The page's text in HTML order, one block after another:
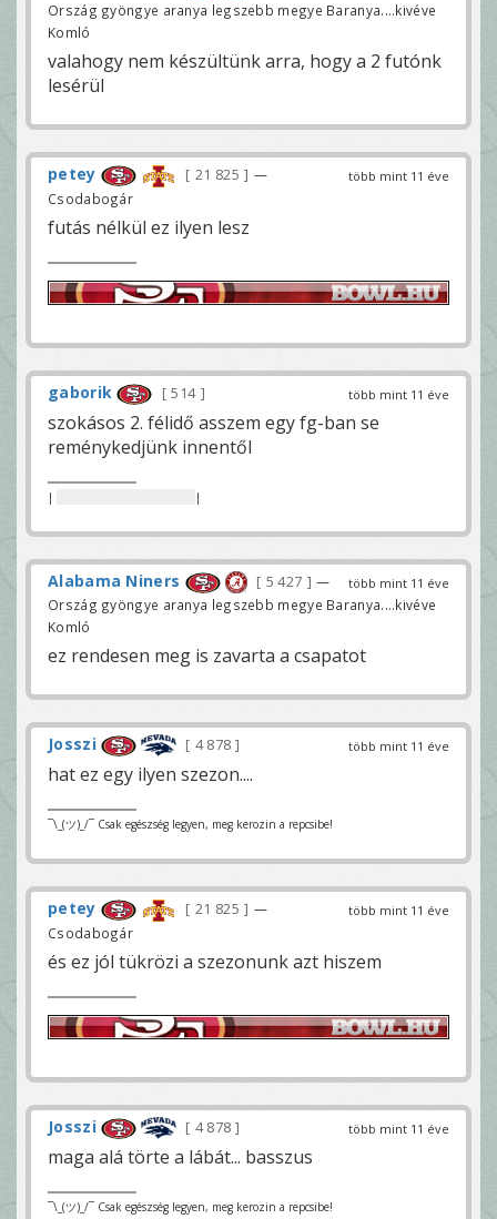
Ország gyöngye aranya legszebb megye Baranya....kivéve
Komló
valahogy nem készültünk arra, hogy a 2 futónk
lesérül
több mint 11 éve
petey 21 825
—
Csodabogár
futás nélkül ez ilyen lesz
több mint 11 éve
gaborik 514
szokásos 2. félidő asszem egy fg-ban se
reménykedjünk innentől
| |
több mint 11 éve
Alabama Niners 5 427
—
Ország gyöngye aranya legszebb megye Baranya....kivéve
Komló
ez rendesen meg is zavarta a csapatot
több mint 11 éve
Josszi 4 878
hat ez egy ilyen szezon....
¯\_(ツ)_/¯ Csak egészség legyen, meg kerozin a repcsibe!
több mint 11 éve
petey 21 825
—
Csodabogár
és ez jól tükrözi a szezonunk azt hiszem
több mint 11 éve
Josszi 4 878
maga alá törte a lábát... basszus
¯\_(ツ)_/¯ Csak egészség legyen, meg kerozin a repcsibe!